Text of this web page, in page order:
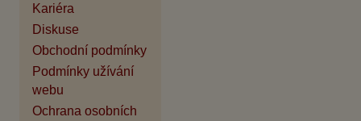
Kariéra
Diskuse
Obchodní podmínky
Podmínky užívání
webu
Ochrana osobních